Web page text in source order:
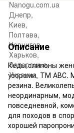
Описание
Кеды слипоны
узорами, ТМ АВС.
резина.
неординарным,
повседневной,
для походов в
хорошей